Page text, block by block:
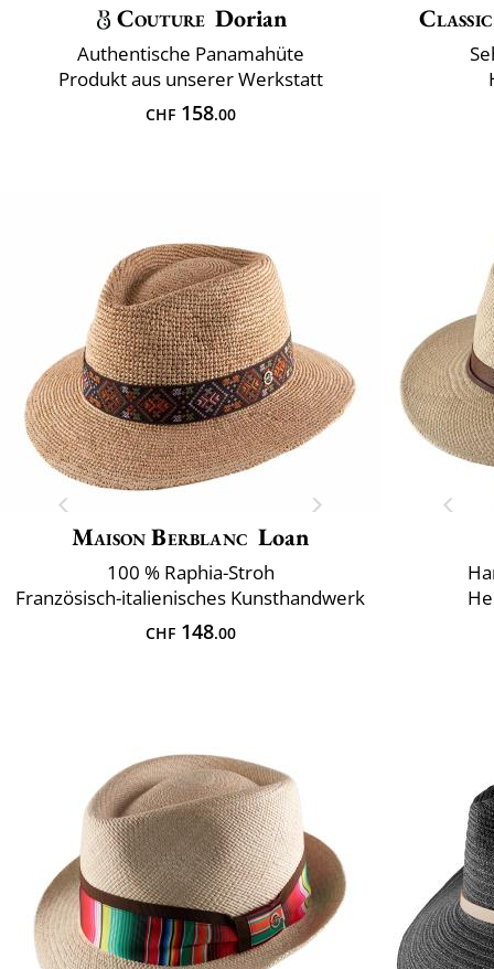
Couture Dorian
Authentische Panamahüte
Produkt aus unserer Werkstatt
CHF158.00
Maison Berblanc Loan
100 % Raphia-Stroh
Französisch-italienisches Kunsthandwerk
CHF148.00